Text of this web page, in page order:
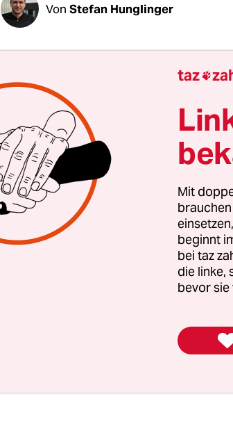
Von Stefan Hunglinger
Die Ampel fremdelt mit dem
auch in der Amtsführung. Im
Auswärtigen Amts,
Nikodemus
Religionsreferat 612 unter
(Grüne) zu kurz kommen könnte.
Ampel eigentlich, dass die
Außenpolitik“ stärken will.
taz 
Mit
beginnt
bei taz
die linke,
bevor sie